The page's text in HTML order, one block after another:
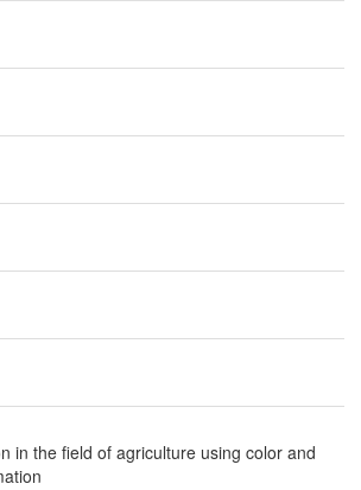
in the field of agriculture using color and